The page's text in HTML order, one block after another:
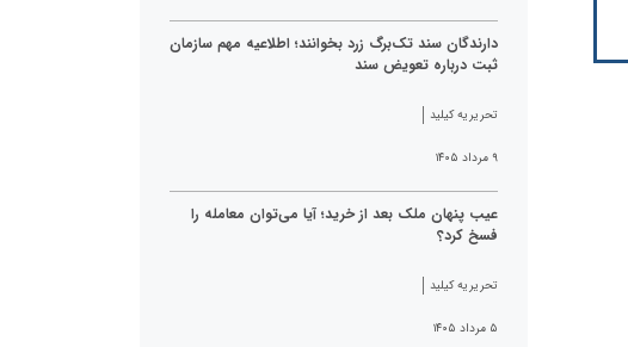
دارندگان سند تک‌برگ زرد بخوانند؛ اطلاعیه مهم سازمان
ثبت درباره تعویض سند
تحریریه کیلید
۹ مرداد ۱۴۰۵
عیب پنهان ملک بعد از خرید؛ آیا می‌توان معامله را
فسخ کرد؟
تحریریه کیلید
۵ مرداد ۱۴۰۵